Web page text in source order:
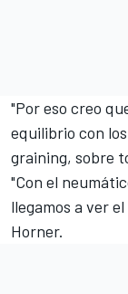
"Por eso creo
equilibrio con
graining, sobre
"Con el
llegamos a ver
Horner.